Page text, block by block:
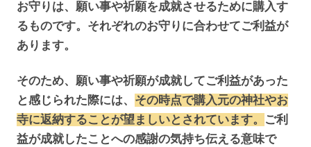
お守りは、願い事や祈願を成就させるために購入す
るものです。それぞれのお守りに合わせてご利益が
あります。
そのため、願い事や祈願が成就してご利益があった
と感じられた際には、 その時点で購入元の神社やお
寺に返納することが望ましいとされています。
ご利
益が成就したことへの感謝の気持ち伝える意味で